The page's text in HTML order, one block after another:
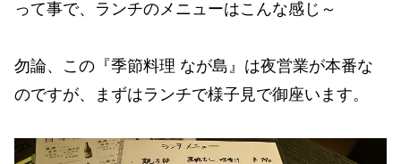
って事で、ランチのメニューはこんな感じ～
勿論、この『季節料理 なが島』は夜営業が本番な
のですが、まずはランチで様子見で御座います。